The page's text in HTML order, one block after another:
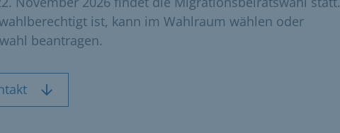
ist, kann im Wahlraum wählen oder
beantragen.